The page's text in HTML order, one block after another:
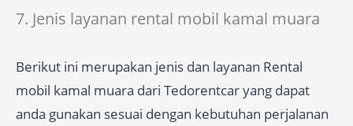
7. Jenis layanan rental mobil kamal muara
Berikut ini merupakan jenis dan layanan Rental
mobil kamal muara dari Tedorentcar yang dapat
anda gunakan sesuai dengan kebutuhan perjalanan